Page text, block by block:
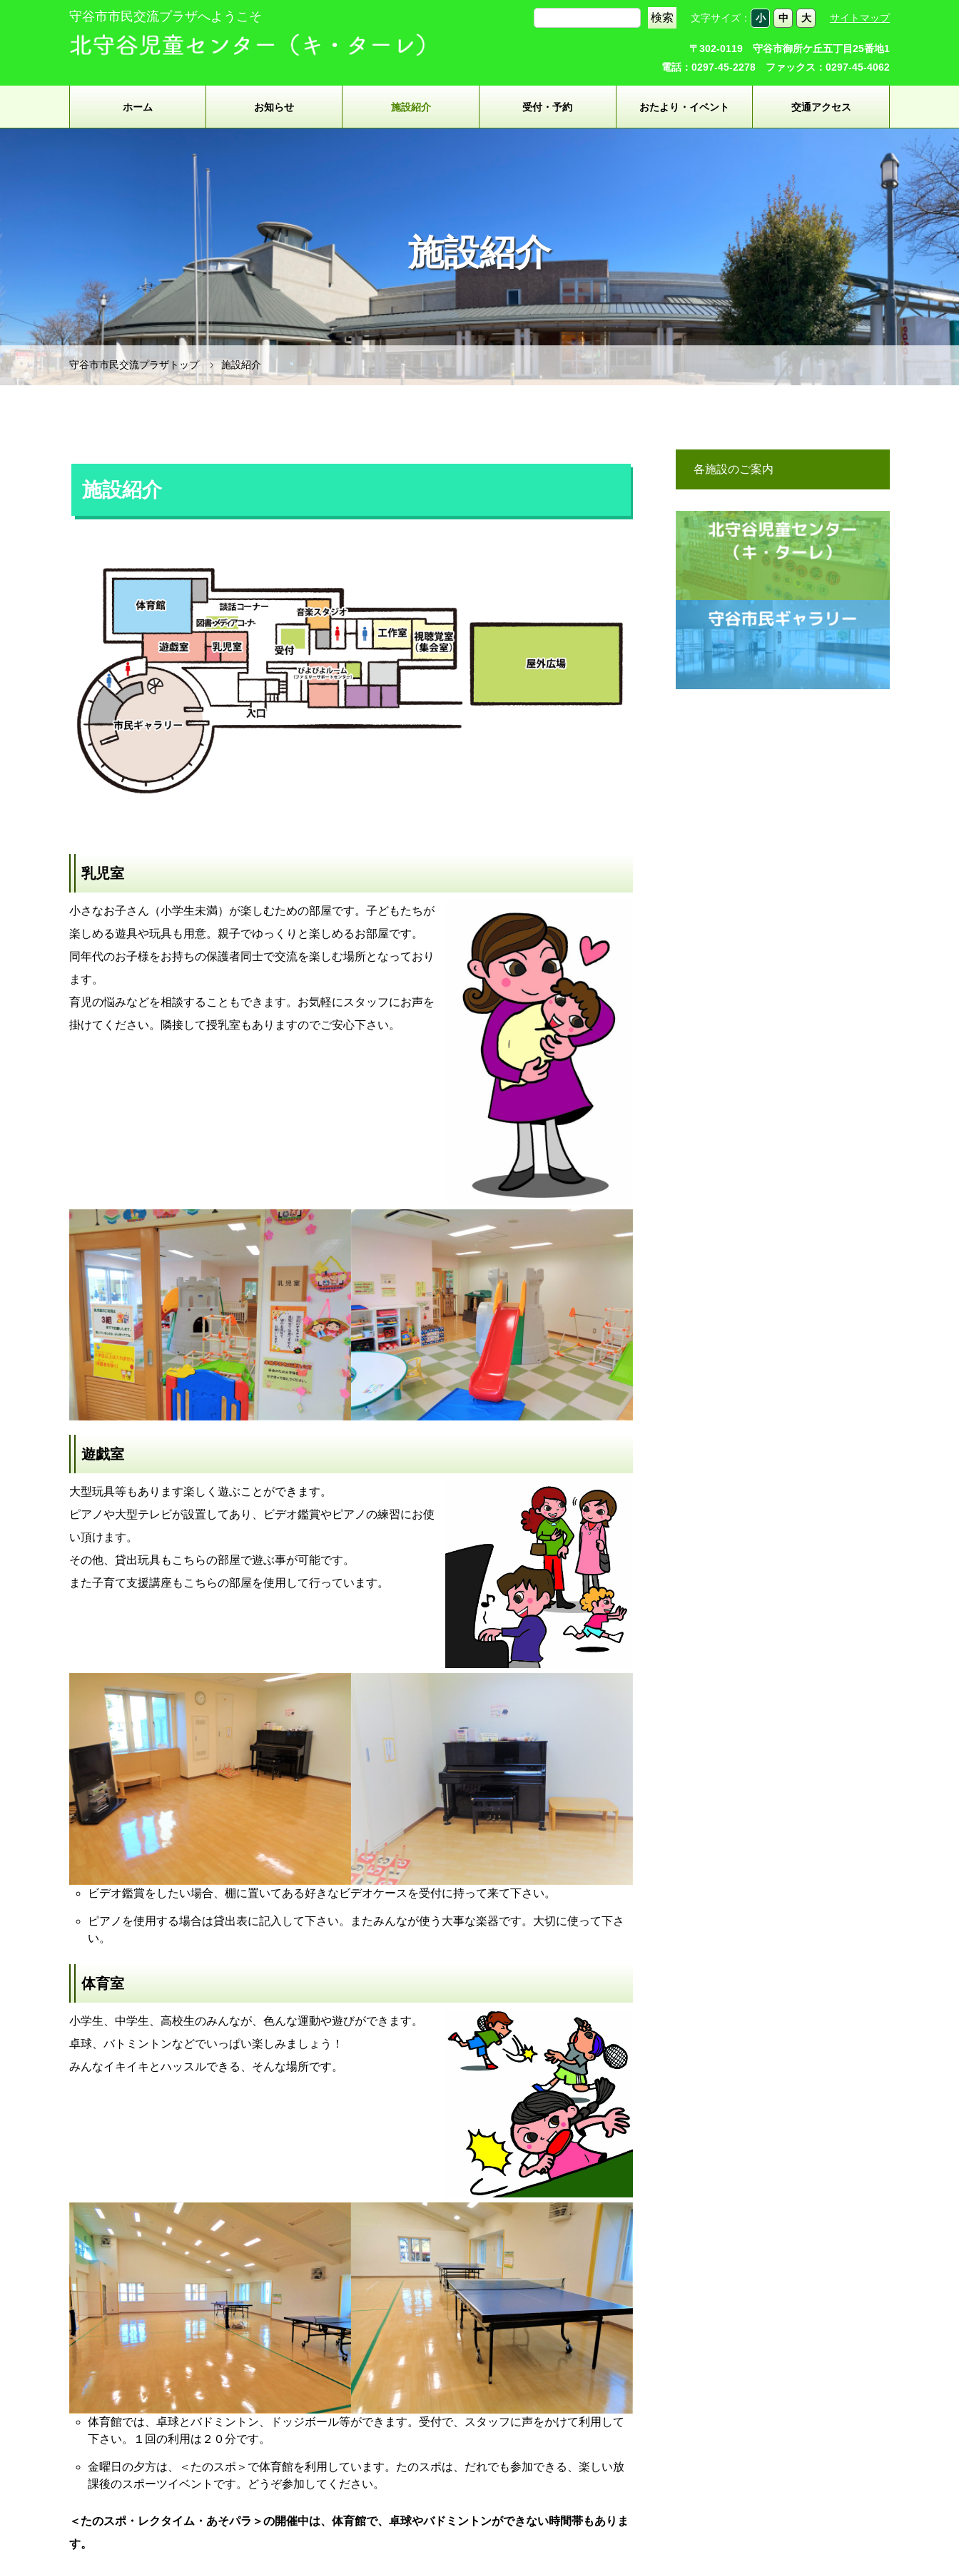
守谷市市民交流プラザへようこそ 文字サイズ： 小 中 大 サイトマップ
〒302-0119 守谷市御所ケ丘五丁目25番地1
電話：0297-45-2278 ファックス：0297-45-4062
ホーム お知らせ 施設紹介 受付・予約 おたより・イベント 交通アクセス
施設紹介
守谷市市民交流プラザトップ 施設紹介
施設紹介
乳児室
小さなお子さん（小学生未満）が楽しむための部屋です。子どもたちが
楽しめる遊具や玩具も用意。親子でゆっくりと楽しめるお部屋です。
同年代のお子様をお持ちの保護者同士で交流を楽しむ場所となっており
ます。
育児の悩みなどを相談することもできます。お気軽にスタッフにお声を
掛けてください。隣接して授乳室もありますのでご安心下さい。
遊戯室
大型玩具等もあります楽しく遊ぶことができます。
ピアノや大型テレビが設置してあり、ビデオ鑑賞やピアノの練習にお使
い頂けます。
その他、貸出玩具もこちらの部屋で遊ぶ事が可能です。
また子育て支援講座もこちらの部屋を使用して行っています。
ビデオ鑑賞をしたい場合、棚に置いてある好きなビデオケースを受付に持って来て下さい。
ピアノを使用する場合は貸出表に記入して下さい。またみんなが使う大事な楽器です。大切に使って下さ
い。
体育室
小学生、中学生、高校生のみんなが、色んな運動や遊びができます。
卓球、バトミントンなどでいっぱい楽しみましょう！
みんなイキイキとハッスルできる、そんな場所です。
体育館では、卓球とバドミントン、ドッジボール等ができます。受付で、スタッフに声をかけて利用して
下さい。１回の利用は２０分です。
金曜日の夕方は、＜たのスポ＞で体育館を利用しています。たのスポは、だれでも参加できる、楽しい放
課後のスポーツイベントです。どうぞ参加してください。
＜たのスポ・レクタイム・あそパラ＞の開催中は、体育館で、卓球やバドミントンができない時間帯もありま
す。
各施設のご案内